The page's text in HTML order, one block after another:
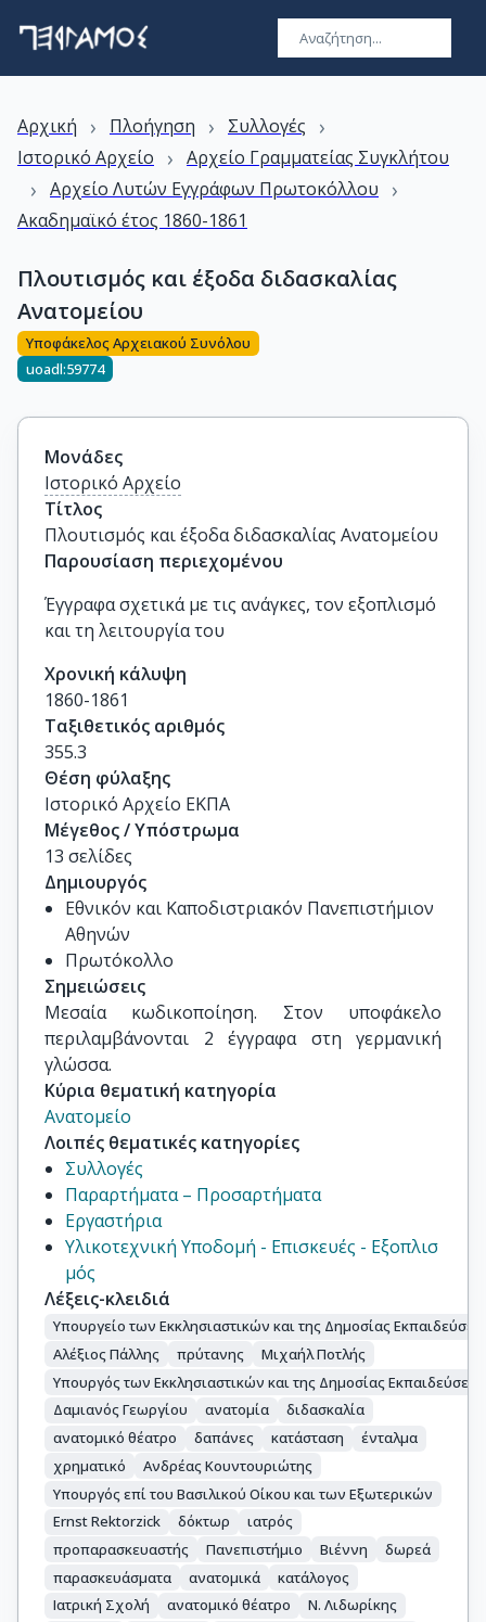
Αρχική › Πλοήγηση › Συλλογές ›
Ιστορικό Αρχείο › Αρχείο Γραμματείας Συγκλήτου
› Αρχείο Λυτών Εγγράφων Πρωτοκόλλου ›
Ακαδημαϊκό έτος 1860-1861
Πλουτισμός και έξοδα διδασκαλίας
Ανατομείου
Υποφάκελος Αρχειακού Συνόλου
uoadl:59774
Μονάδες
Ιστορικό Αρχείο
Τίτλος
Πλουτισμός και έξοδα διδασκαλίας Ανατομείου
Παρουσίαση περιεχομένου
Έγγραφα σχετικά με τις ανάγκες, τον εξοπλισμό
και τη λειτουργία του
Χρονική κάλυψη
1860-1861
Ταξιθετικός αριθμός
355.3
Θέση φύλαξης
Ιστορικό Αρχείο ΕΚΠΑ
Μέγεθος / Υπόστρωμα
13 σελίδες
Δημιουργός
Εθνικόν και Καποδιστριακόν Πανεπιστήμιον
Αθηνών
Πρωτόκολλο
Σημειώσεις
Μεσαία κωδικοποίηση. Στον υποφάκελο
περιλαμβάνονται 2 έγγραφα στη γερμανική
γλώσσα.
Κύρια θεματική κατηγορία
Ανατομείο
Λοιπές θεματικές κατηγορίες
Συλλογές
Παραρτήματα – Προσαρτήματα
Εργαστήρια
Υλικοτεχνική Υποδομή - Επισκευές - Εξοπλισ
μός
Λέξεις-κλειδιά
Υπουργείο των Εκκλησιαστικών και της Δημοσίας
Αλέξιος Πάλλης
πρύτανης
Mιχαήλ Ποτλής
Υπουργός των Εκκλησιαστικών και της Δημοσίας
Δαμιανός Γεωργίου
ανατομία
διδασκαλία
ανατομικό θέατρο
δαπάνες κατάσταση
ένταλμα
χρηματικό
Ανδρέας Κουντουριώτης
Υπουργός επί του Βασιλικού Οίκου και των Εξωτερικών
Ernst Rektorzick
δόκτωρ
ιατρός
προπαρασκευαστής
Πανεπιστήμιο Βιέννη
δωρεά
παρασκευάσματα
ανατομικά
κατάλογος
Ιατρική Σχολή
ανατομικό θέατρο
Ν. Λιδωρίκης